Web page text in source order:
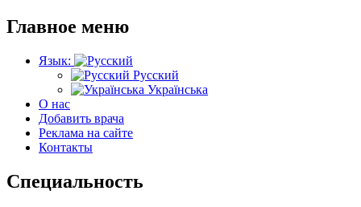
Главное меню
Язык:
Русский
Українська
О нас
Добавить врача
Реклама на сайте
Контакты
Специальность